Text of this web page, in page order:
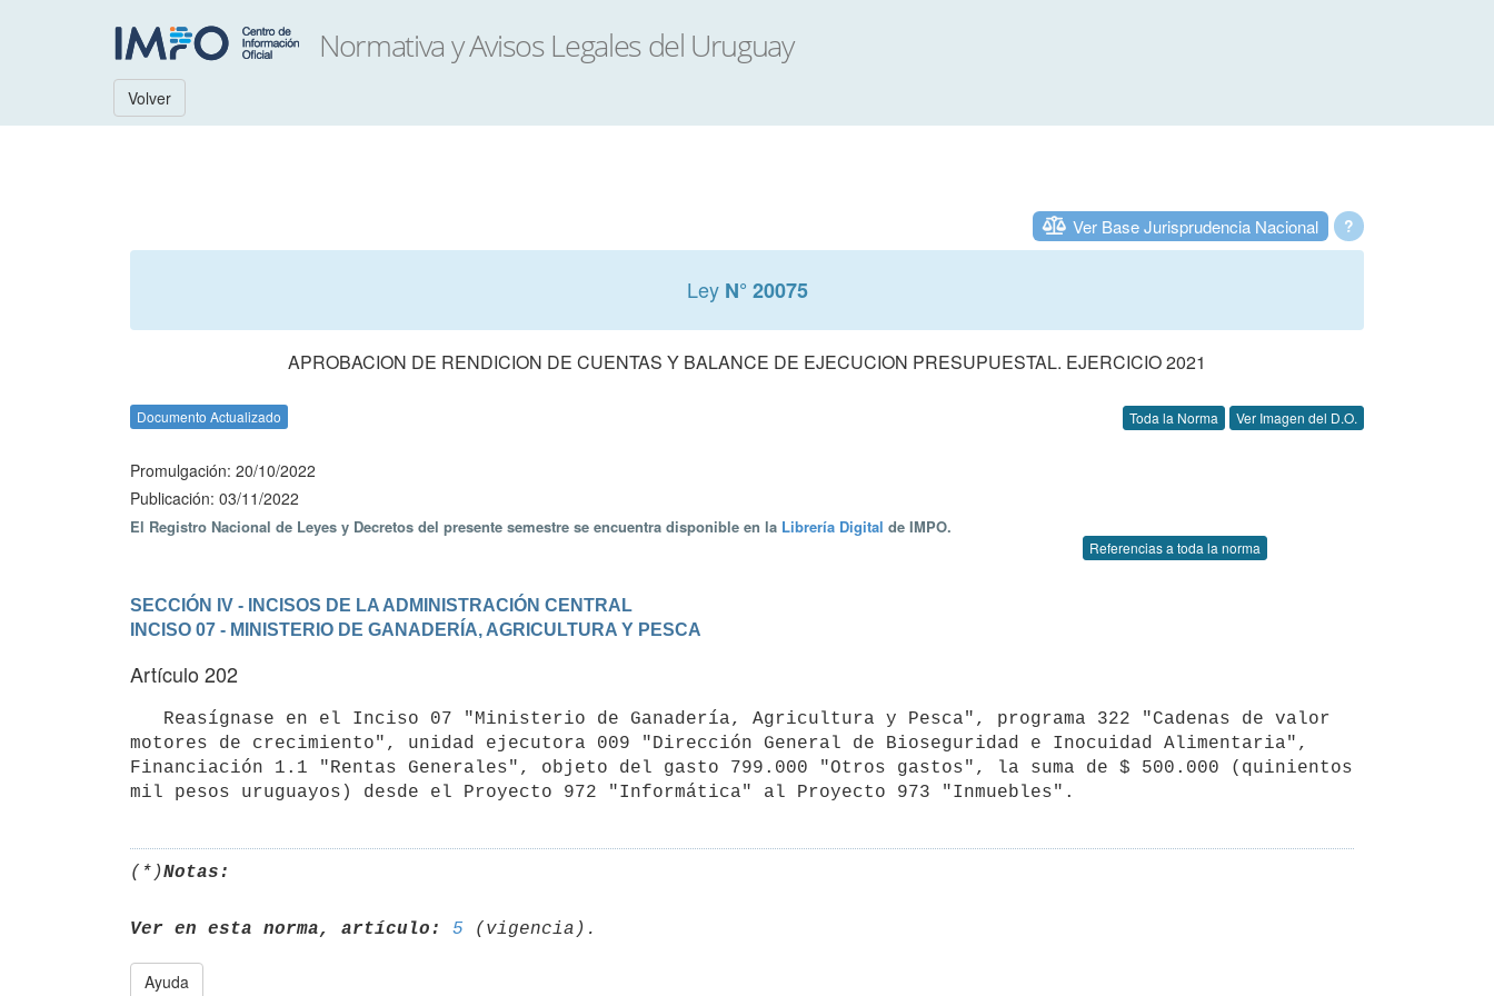
Volver
?
Ver Base Jurisprudencia Nacional
Ley N° 20075
APROBACION DE RENDICION DE CUENTAS Y BALANCE DE EJECUCION PRESUPUESTAL. EJERCICIO 2021
Documento Actualizado Toda la Norma Ver Imagen del D.O.
Promulgación: 20/10/2022
Publicación: 03/11/2022
El Registro Nacional de Leyes y Decretos del presente semestre se encuentra disponible en la Librería Digital de IMPO.
Referencias a toda la norma
SECCIÓN IV - INCISOS DE LA ADMINISTRACIÓN CENTRAL
INCISO 07 - MINISTERIO DE GANADERÍA, AGRICULTURA Y PESCA
Artículo 202
motores de crecimiento", unidad ejecutora 009 "Dirección General de Bioseguridad e Inocuidad Alimentaria",
Financiación 1.1 "Rentas Generales", objeto del gasto 799.000 "Otros gastos", la suma de $ 500.000 (quinientos
(*)Notas:
Ver en esta norma, artículo: 5
Ayuda